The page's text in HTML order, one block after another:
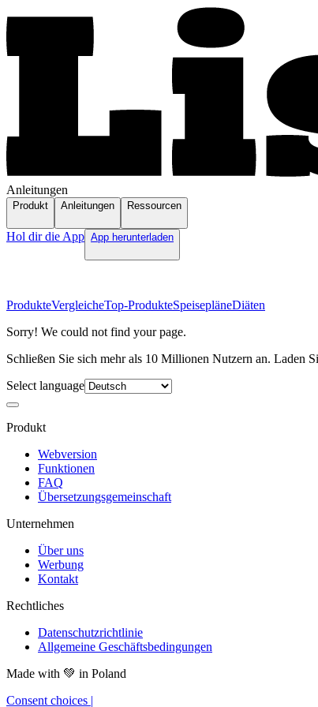
Anleitungen
Produkt Anleitungen Ressourcen
Hol dir die App App herunterladen
ProdukteVergleicheTop-ProdukteSpeisepläneDiäten
Sorry! We could not find your page.
Schließen Sie sich mehr als 10 Millionen Nutzern an. Laden
Select language
Produkt
Webversion
Funktionen
FAQ
Übersetzungsgemeinschaft
Unternehmen
Über uns
Werbung
Kontakt
Rechtliches
Datenschutzrichtlinie
Allgemeine Geschäftsbedingungen
Made with 💚 in Poland
Consent choices |